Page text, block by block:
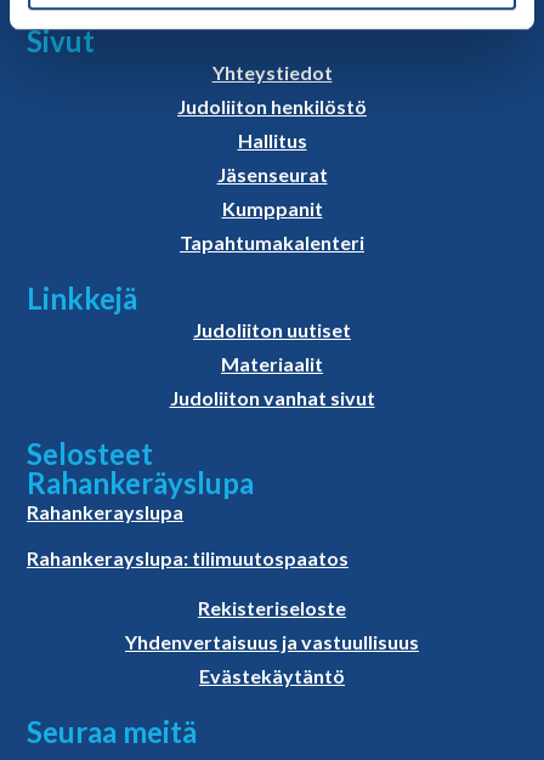
Sivut
Yhteystiedot
Judoliiton henkilöstö
Hallitus
Jäsenseurat
Kumppanit
Tapahtumakalenteri
Linkkejä
Judoliiton uutiset
Materiaalit
Judoliiton vanhat sivut
Selosteet
Rahankeräyslupa
Rahankerayslupa
Rahankerayslupa: tilimuutospaatos
Rekisteriseloste
Yhdenvertaisuus ja vastuullisuus
Evästekäytäntö
Seuraa meitä